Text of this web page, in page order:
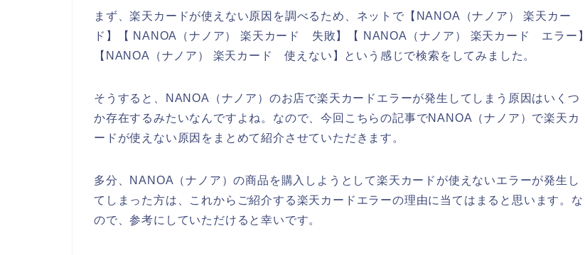
まず、楽天カードが使えない原因を調べるため、ネットで【NANOA（ナノア） 楽天カー
ド】【 NANOA（ナノア） 楽天カード 失敗】【 NANOA（ナノア） 楽天カード エラー】
【NANOA（ナノア） 楽天カード 使えない】という感じで検索をしてみました。
そうすると、NANOA（ナノア）のお店で楽天カードエラーが発生してしまう原因はいくつ
か存在するみたいなんですよね。なので、今回こちらの記事でNANOA（ナノア）で楽天カ
ードが使えない原因をまとめて紹介させていただきます。
多分、NANOA（ナノア）の商品を購入しようとして楽天カードが使えないエラーが発生し
てしまった方は、これからご紹介する楽天カードエラーの理由に当てはまると思います。な
ので、参考にしていただけると幸いです。